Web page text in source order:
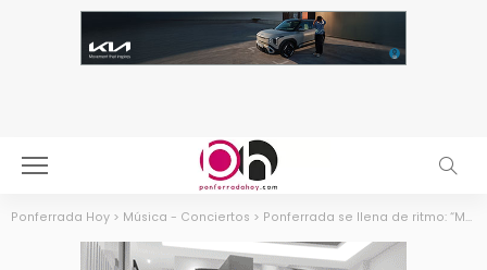
Ponferrada Hoy > Música - Conciertos > Ponferrada se llena de ritmo: “Música en la Calle” une comercio, cantera musical y el sueño del ascenso de la Ponferradina